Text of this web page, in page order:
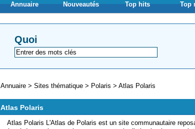
Annuaire Nouveautés Top hits Top
Quoi
Annuaire > Sites thématique > Polaris > Atlas Polaris
Atlas Polaris
Atlas Polaris L'Atlas de Polaris est un site communautaire